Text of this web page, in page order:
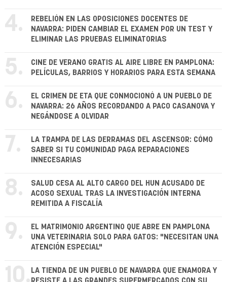
4.
REBELIÓN EN LAS OPOSICIONES DOCENTES DE
NAVARRA: PIDEN CAMBIAR EL EXAMEN POR UN TEST Y
ELIMINAR LAS PRUEBAS ELIMINATORIAS
5.
CINE DE VERANO GRATIS AL AIRE LIBRE EN PAMPLONA:
PELÍCULAS, BARRIOS Y HORARIOS PARA ESTA SEMANA
6.
EL CRIMEN DE ETA QUE CONMOCIONÓ A UN PUEBLO DE
NAVARRA: 26 AÑOS RECORDANDO A PACO CASANOVA Y
NEGÁNDOSE A OLVIDAR
7.
LA TRAMPA DE LAS DERRAMAS DEL ASCENSOR: CÓMO
SABER SI TU COMUNIDAD PAGA REPARACIONES
INNECESARIAS
8.
SALUD CESA AL ALTO CARGO DEL HUN ACUSADO DE
ACOSO SEXUAL TRAS LA INVESTIGACIÓN INTERNA
REMITIDA A FISCALÍA
9.
EL MATRIMONIO ARGENTINO QUE ABRE EN PAMPLONA
UNA VETERINARIA SOLO PARA GATOS: "NECESITAN UNA
ATENCIÓN ESPECIAL"
10. LA TIENDA DE UN PUEBLO DE NAVARRA QUE ENAMORA Y